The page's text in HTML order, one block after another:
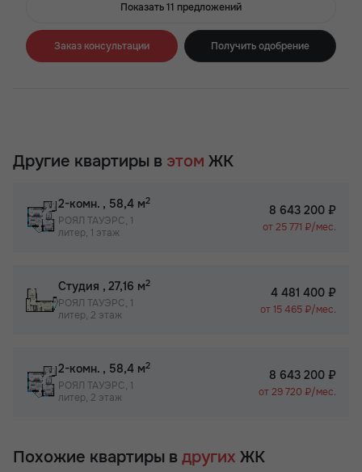
Показать 11 предложений
Заказ консультации Получить одобрение
Другие квартиры в этом ЖК
2-комн. , 58,4 м2
РОЯЛ ТАУЭРС, 1
литер, 1 этаж
8 643 200 ₽
от 25 771 ₽/мес.
Студия , 27,16 м2
РОЯЛ ТАУЭРС, 1
литер, 2 этаж
4 481 400 ₽
от 15 465 ₽/мес.
2-комн. , 58,4 м2
РОЯЛ ТАУЭРС, 1
литер, 2 этаж
8 643 200 ₽
от 29 720 ₽/мес.
Похожие квартиры в других ЖК